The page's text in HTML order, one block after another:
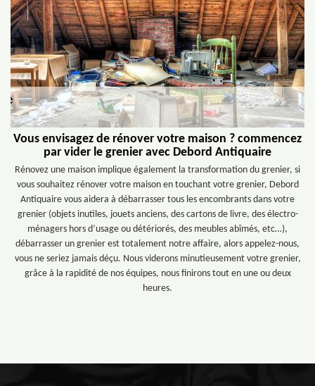
Vous envisagez de rénover votre maison ? commencez
par vider le grenier avec Debord Antiquaire
Rénovez une maison implique également la transformation du grenier, si
vous souhaitez rénover votre maison en touchant votre grenier, Debord
Antiquaire vous aidera à débarrasser tous les encombrants dans votre
grenier (objets inutiles, jouets anciens, des cartons de livre, des électro-
ménagers hors d’usage ou détériorés, des meubles abîmés, etc…),
débarrasser un grenier est totalement notre affaire, alors appelez-nous,
vous ne seriez jamais déçu. Nous viderons minutieusement votre grenier,
grâce à la rapidité de nos équipes, nous finirons tout en une ou deux
heures.